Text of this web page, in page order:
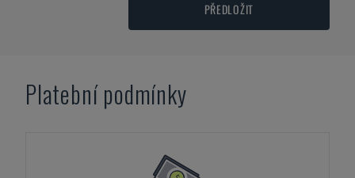
PŘEDLOŽIT
Platební podmínky